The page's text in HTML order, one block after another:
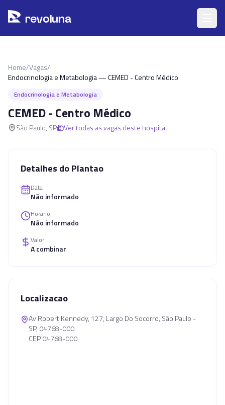
revoluna
Home/Vagas/
Endocrinologia e Metabologia — CEMED - Centro Médico
Endocrinologia e Metabologia
CEMED - Centro Médico
São Paulo, SP Ver todas as vagas deste hospital
Detalhes do Plantao
Data
Não informado
Horario
Não informado
Valor
A combinar
Localizacao
Av Robert Kennedy, 127, Largo Do Socorro, São Paulo -
SP, 04768-000
CEP 04768-000